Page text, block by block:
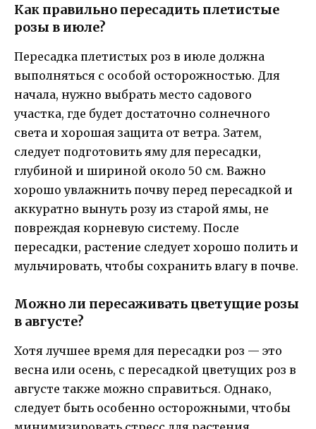
Как правильно пересадить плетистые
розы в июле?
Пересадка плетистых роз в июле должна
выполняться с особой осторожностью. Для
начала, нужно выбрать место садового
участка, где будет достаточно солнечного
света и хорошая защита от ветра. Затем,
следует подготовить яму для пересадки,
глубиной и шириной около 50 см. Важно
хорошо увлажнить почву перед пересадкой и
аккуратно вынуть розу из старой ямы, не
повреждая корневую систему. После
пересадки, растение следует хорошо полить и
мульчировать, чтобы сохранить влагу в почве.
Можно ли пересаживать цветущие розы
в августе?
Хотя лучшее время для пересадки роз — это
весна или осень, с пересадкой цветущих роз в
августе также можно справиться. Однако,
следует быть особенно осторожными, чтобы